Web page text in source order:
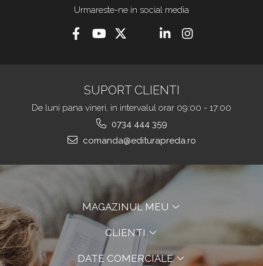
Urmareste-ne in social media
SUPORT CLIENTI
De luni pana vineri, in intervalul orar 09:00 - 17:00
0734 444 359
comanda@editurapreda.ro
MAGAZINUL MEU
CLIENTI
DATE COMERCIALE